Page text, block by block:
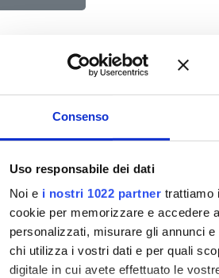
Consenso
Uso responsabile dei dati
Noi e i nostri 1022 partner trattiamo
cookie per memorizzare e accedere
personalizzati, misurare gli annunci
chi utilizza i vostri dati e per quali
digitale in cui avete effettuato le